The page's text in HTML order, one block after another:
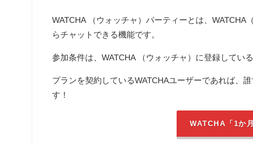
WATCHA （ウォッチャ）パーティーとは、
らチャットできる機能です。
参加条件は、WATCHA （ウォッチャ）に登録してい
プランを契約しているWATCHAユーザーであれば、
す！
WATCHA「1か